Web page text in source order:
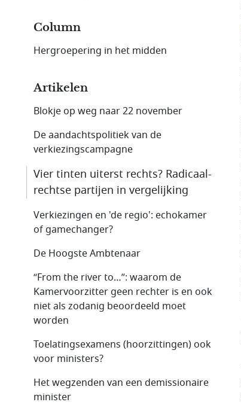
Column
Hergroepering in het midden
Artikelen
Blokje op weg naar 22 november
De aandachtspolitiek van de
verkiezingscampagne
Vier tinten uiterst rechts? Radicaal-
rechtse partijen in vergelijking
Verkiezingen en 'de regio': echokamer
of gamechanger?
De Hoogste Ambtenaar
“From the river to…”: waarom de
Kamervoorzitter geen rechter is en ook
niet als zodanig beoordeeld moet
worden
Toelatingsexamens (hoorzittingen) ook
voor ministers?
Het wegzenden van een demissionaire
minister